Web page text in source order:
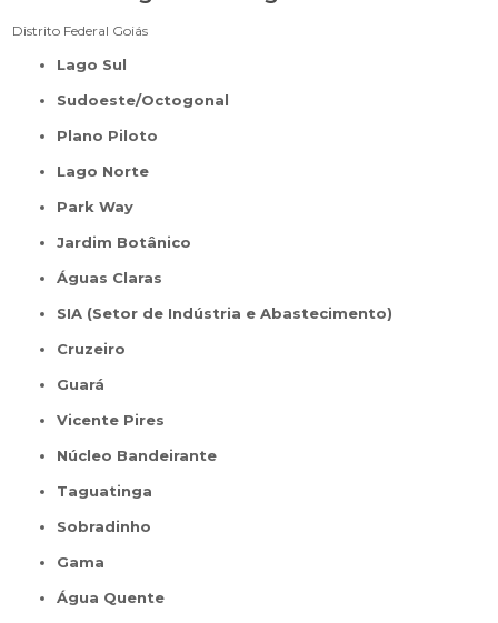
Distrito Federal Goiás
Lago Sul
Sudoeste/Octogonal
Plano Piloto
Lago Norte
Park Way
Jardim Botânico
Águas Claras
SIA (Setor de Indústria e Abastecimento)
Cruzeiro
Guará
Vicente Pires
Núcleo Bandeirante
Taguatinga
Sobradinho
Gama
Água Quente